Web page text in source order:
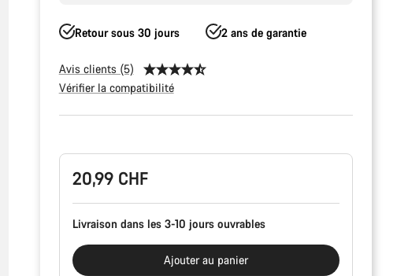
Retour sous 30 jours 2 ans de garantie
Avis clients (5)
Vérifier la compatibilité
produit
20,99 CHF
Livraison dans les 3-10 jours ouvrables
Ajouter au panier